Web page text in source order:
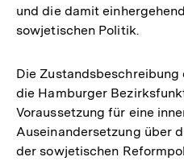
und die damit
sowjetischen Politik.
Die Zustandsbeschreibung
die Hamburger
Voraussetzung für eine
Auseinandersetzung über
der sowjetischen